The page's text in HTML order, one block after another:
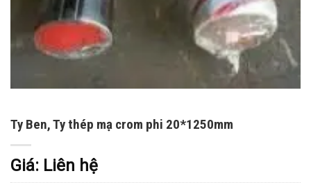
Ty Ben, Ty thép mạ crom phi 20*1250mm
Giá: Liên hệ